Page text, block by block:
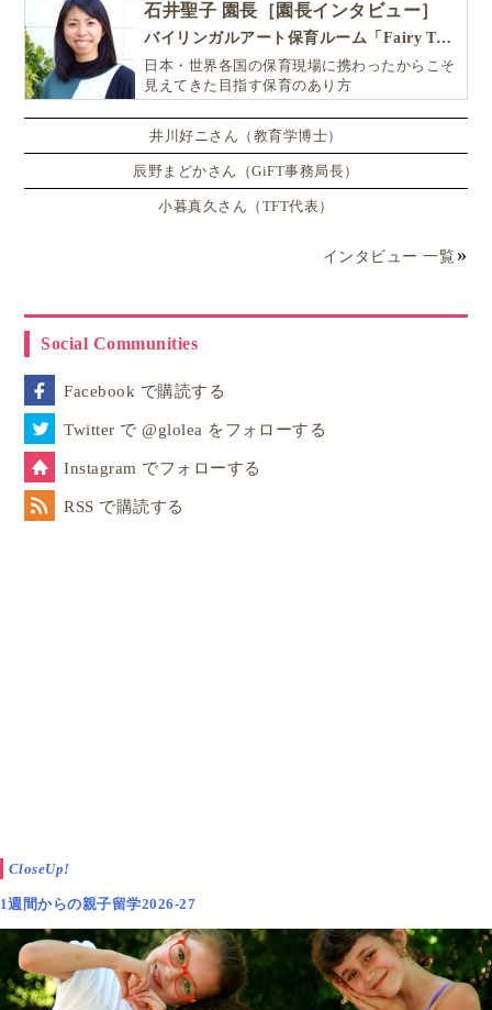
石井聖子 園長［園長インタビュー］
バイリンガルアート保育ルーム「Fairy Tale（フェアリーテイル）」
日本・世界各国の保育現場に携わったからこそ
見えてきた目指す保育のあり方
井川好ニさん（教育学博士）
辰野まどかさん（GiFT事務局長）
小暮真久さん（TFT代表）
インタビュー 一覧
Social Communities
Facebook で購読する
Twitter で @glolea をフォローする
Instagram でフォローする
RSS で購読する
CloseUp!
1週間からの親子留学2026-27